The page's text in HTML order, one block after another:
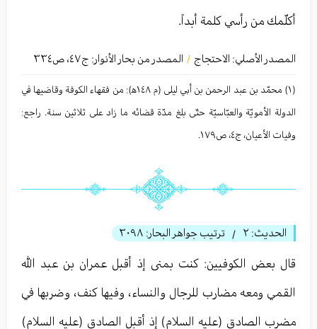
أكلّمك من رأسي كلمة أبداً.
المصدر الأصلي: الاحتجاج / المصدر من بحار الأنوار: ج٤٧، ص٣٣٤
(١) محمّد بن عبد الرحمن بن أبي لیلی (م ١٤٨ه‍): من فقهاء الكوفة وقاضيها في
الدولة الأمویّة والعبّاسیّة حتّی بلغ مدّة قضائه ما زاد علی ثلاثین سنة. راجع:
وفيات الأعيان، ج٤، ص١٧٩.
الحديث: ٢ / ترتيب جواهر البحار: ٣٠٩٨
قال بعض الكوفيين: كنت بمنى إذ أقبل عمران بن عبد الله
القمي ومعه مضارب للرجال والنساء، وفيها كنف، وضربها في
مضرب الصادق (عليه السلام) إذ أقبل الصادق (عليه السلام)